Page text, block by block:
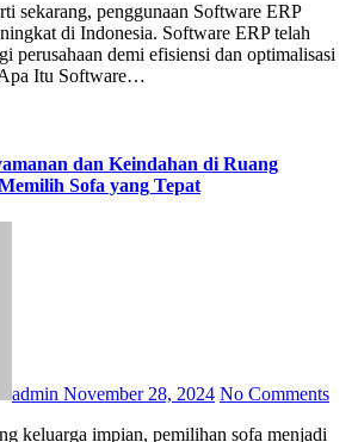
di Indonesia. Software ERP telah
perusahaan demi efisiensi dan optimalisasi
Apa Itu Software…
dan Keindahan di Ruang
Sofa yang Tepat
admin November 28, 2024 No Comments